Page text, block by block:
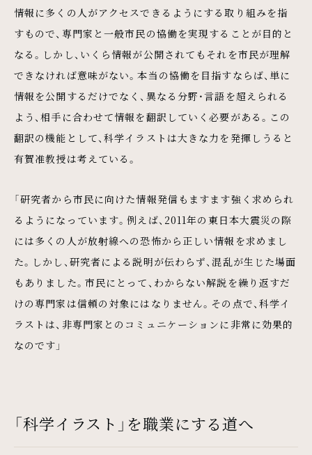
情報に多くの人がアクセスできるようにする取り組みを指
すもので、専門家と一般市民の協働を実現することが目的と
なる。しかし、いくら情報が公開されてもそれを市民が理解
できなければ意味がない。本当の協働を目指すならば、単に
情報を公開するだけでなく、異なる分野・言語を超えられる
よう、相手に合わせて情報を翻訳していく必要がある。この
翻訳の機能として、科学イラストは大きな力を発揮しうると
有賀准教授は考えている。
「研究者から市民に向けた情報発信もますます強く求められ
るようになっています。例えば、2011年の東日本大震災の際
には多くの人が放射線への恐怖から正しい情報を求めまし
た。しかし、研究者による説明が伝わらず、混乱が生じた場面
もありました。市民にとって、わからない解説を繰り返すだ
けの専門家は信頼の対象にはなりません。その点で、科学イ
ラストは、非専門家とのコミュニケーションに非常に効果的
なのです」
「科学イラスト」を職業にする道へ